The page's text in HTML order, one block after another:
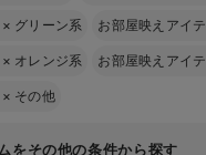
× グリーン系 お部屋映えアイ
× オレンジ系 お部屋映えアイ
× その他
をその他の条件から探す